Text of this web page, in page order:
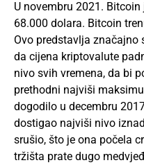
U novembru 2021.
68.000 dolara. Bitcoin
Ovo predstavlja značajno
da cijena kriptovalute
nivo svih vremena, da bi
prethodni najviši
dogodilo u decembru
dostigao najviši nivo
srušio, što je ona počela
tržišta prate dugo